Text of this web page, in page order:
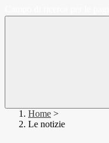
Home >
Le notizie